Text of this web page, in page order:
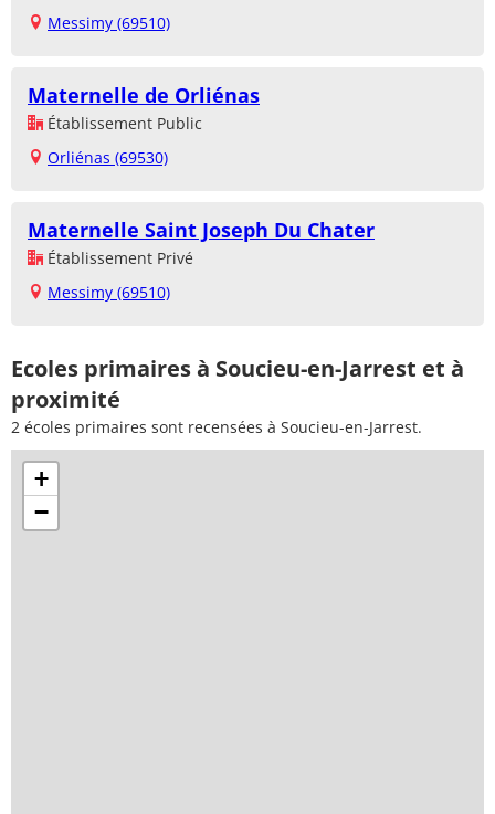
Messimy (69510)
Maternelle de Orliénas
Établissement Public
Orliénas (69530)
Maternelle Saint Joseph Du Chater
Établissement Privé
Messimy (69510)
Ecoles primaires à Soucieu-en-Jarrest et à
proximité
2 écoles primaires sont recensées à Soucieu-en-Jarrest.
+
−